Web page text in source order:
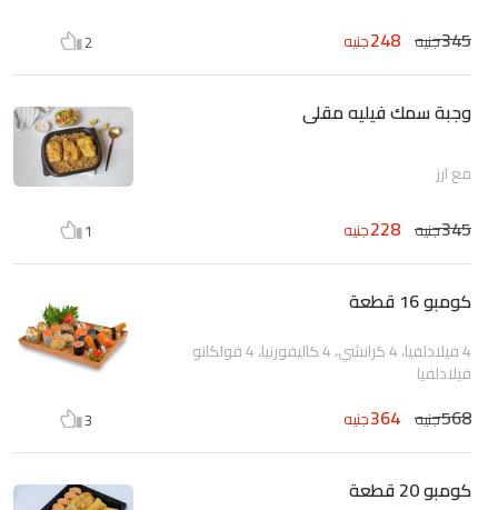
345جنيه 248جنيه 2
وجبة سمك فيليه مقلى
مع ارز
345جنيه 228جنيه 1
كومبو 16 قطعة
4 فيلادلفيا، 4 كرانشي، 4 كاليفورنيا، 4 فولكانو
فيلادلفيا
568جنيه 364جنيه 3
كومبو 20 قطعة